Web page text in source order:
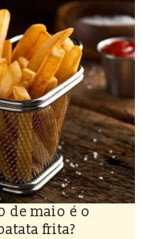
de maio é o
frita?